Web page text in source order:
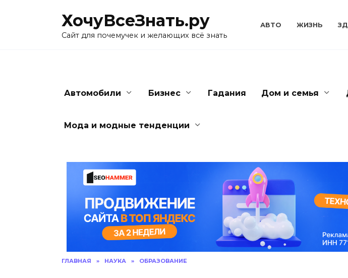
ХочуВсеЗнать.ру
Сайт для почемучек и желающих всё знать
АВТО ЖИЗНЬ
Автомобили Бизнес Гадания Дом и семья
Мода и модные тенденции
ГЛАВНАЯ » НАУКА » ОБРАЗОВАНИЕ